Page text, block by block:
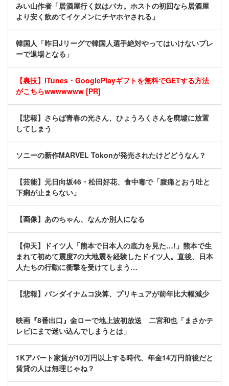
みい山作者「居酒屋行く奴はバカ。ホストの初回なら居酒屋
より安く飲めてイケメンにチヤホヤされる」
韓国人「昨日Jリーグで韓国人選手絶対やってはいけないプレ
ーで退場となる」
【裏技】iTunes・GooglePlayギフトを無料でGETする方法
がこちらwwwwwww [PR]
【悲報】さらば青春の光さん、ひょうろくさんを廃墟に放置
してしまう
ソニーの新作MARVEL Tōkonが発売されたけどどうなん？
【芸能】元日向坂46・松田好花、食中毒で「腹痛とおう吐と
下痢が止まらない」
【画像】あのちゃん、なんか別人になる
【仰天】ドイツ人「熊本で日本人の底力を見た…!」熊本で生
まれて初めて震度7の大地震を経験したドイツ人。直後、日本
人たちの行動に衝撃を受けてしまう…
【悲報】バンダイナムコ決算、プリキュアが前年比大幅減少
映画『8番出口』金ローで地上波初放送 二宮和也「まさかテ
レビにまで迷い込んでしまうとは」
1Kアパート家賃が10万円以上する時代、年金14万円前後だと
賃貸の人は無理じゃね？